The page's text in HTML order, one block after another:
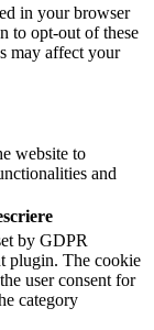
in your browser
to opt-out of these
may affect your
website to
and
by GDPR
plugin. The cookie
user consent for
category